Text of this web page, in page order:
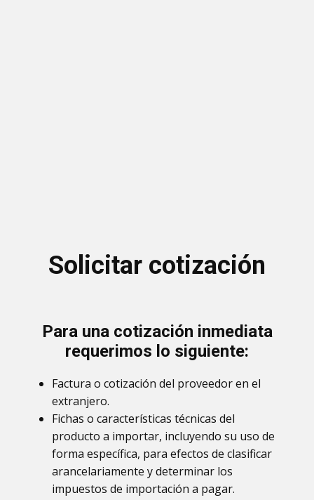
Solicitar cotización
Para una cotización inmediata
requerimos lo siguiente:
Factura o cotización del proveedor en el
extranjero.
Fichas o características técnicas del
producto a importar, incluyendo su uso de
forma específica, para efectos de clasificar
arancelariamente y determinar los
impuestos de importación a pagar.